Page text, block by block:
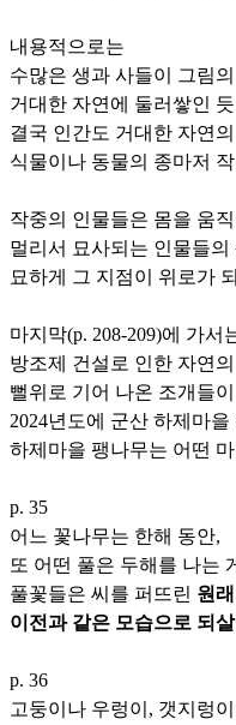
내용적으로는
수많은 생과 사들이 그림
거대한 자연에 둘러쌓인
결국 인간도 거대한 자연
식물이나 동물의 종마저
작중의 인물들은 몸을 움
멀리서 묘사되는 인물들
묘하게 그 지점이 위로가
마지막(p. 208-209)에 가
방조제 건설로 인한 자연
뻘위로 기어 나온 조개들
2024년도에 군산 하제마
하제마을 팽나무는 어떤
p. 35
어느 꽃나무는 한해 동안,
또 어떤 풀은 두해를 나는
풀꽃들은 씨를 퍼뜨린 원
이전과 같은 모습으로 되
p. 36
고둥이나 우렁이, 갯지렁